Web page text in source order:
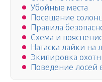
Убойные места
Посещение
Правила
Схема и
Натаска лайки на
Экипировка
Поведение лосей